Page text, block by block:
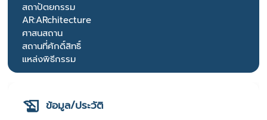
สถาปัตยกรรม
AR:ARchitecture
ศาสนสถาน
สถานที่ศักดิ์สิทธิ์
แหล่งพิธีกรรม
ข้อมูล/ประวัติ